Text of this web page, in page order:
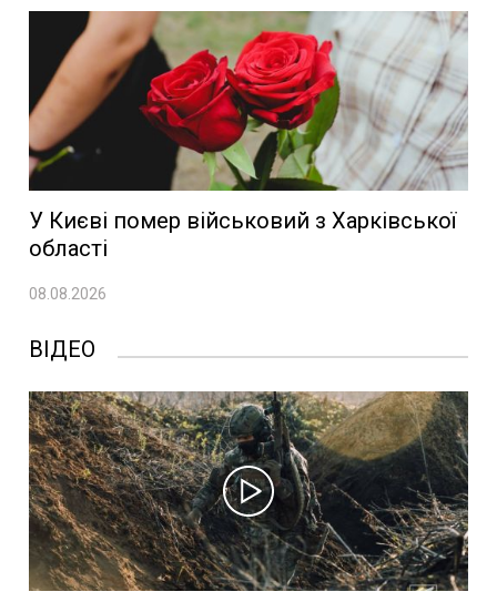
У Києві помер військовий з Харківської
області
08.08.2026
ВІДЕО